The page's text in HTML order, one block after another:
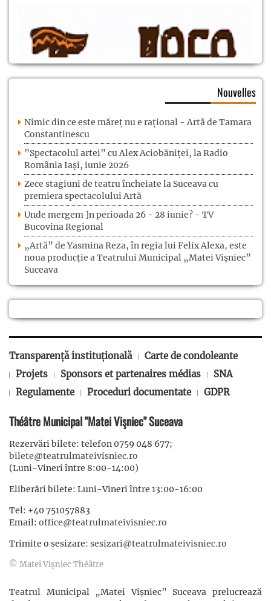
Nouvelles
Nimic din ce este măreț nu e rațional - Artă de Tamara
Constantinescu
”Spectacolul artei” cu Alex Aciobăniței, la Radio
România Iași, iunie 2026
Zece stagiuni de teatru încheiate la Suceava cu
premiera spectacolului Artă
Unde mergem ]n perioada 26 - 28 iunie? - TV
Bucovina Regional
„Artă” de Yasmina Reza, în regia lui Felix Alexa, este
noua producție a Teatrului Municipal „Matei Vișniec”
Suceava
Transparență instituțională
Carte de condoleante
Projets
Sponsors et partenaires médias
SNA
Regulamente
Proceduri documentate GDPR
Théâtre Municipal "Matei Vişniec" Suceava
Rezervări bilete: telefon 0759 048 677;
bilete@teatrulmateivisniec.ro
(Luni-Vineri între 8:00-14:00)
Eliberări bilete: Luni-Vineri între 13:00-16:00
Tel: +40 751057883
Email: office@teatrulmateivisniec.ro
Trimite o sesizare: sesizari@teatrulmateivisniec.ro
© Matei Vişniec Théâtre
Teatrul Municipal „Matei Vișniec” Suceava prelucrează